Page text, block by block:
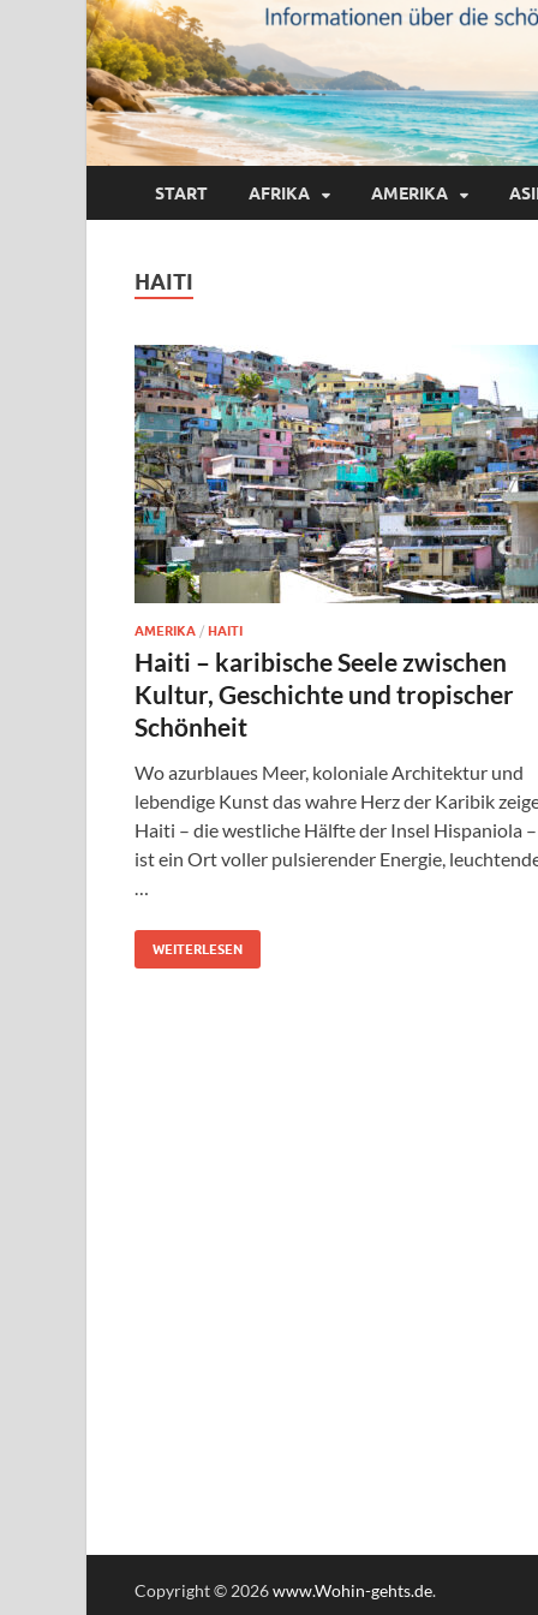
START AFRIKA AMERIKA
HAITI
AMERIKA / HAITI
Haiti – karibische Seele zwischen
Kultur, Geschichte und tropischer
Schönheit
Wo azurblaues Meer, koloniale Architektur und
lebendige Kunst das wahre Herz der Karibik
Haiti – die westliche Hälfte der Insel Hispaniola –
ist ein Ort voller pulsierender Energie,
…
WEITERLESEN
Copyright © 2026www.Wohin-gehts.de.